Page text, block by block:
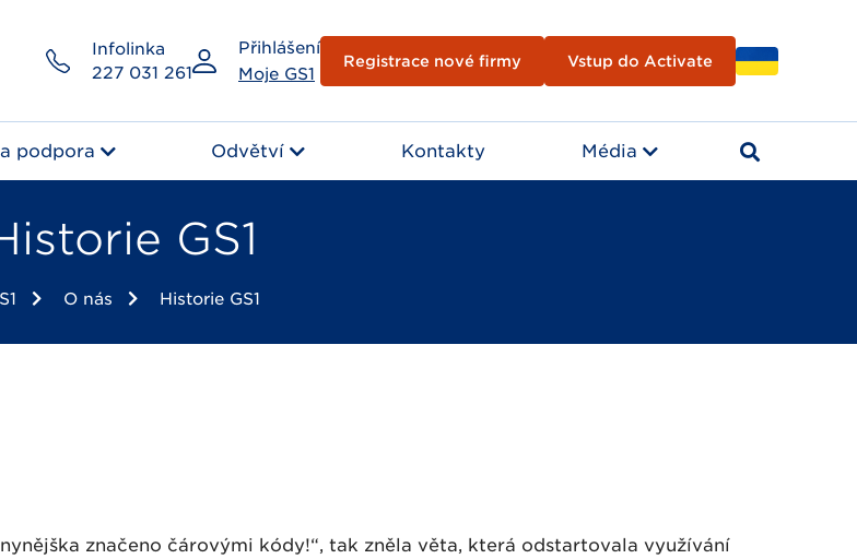
Infolinka
227 031 261
Přihlášení
Moje GS1
Registrace nové firmy Vstup do Activate
podpora Odvětví Kontakty Média
GS1
O nás Historie GS1
značeno čárovými kódy!“, tak zněla věta, která odstartovala využívání